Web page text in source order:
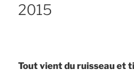
2015
Tout vient du ruisseau et